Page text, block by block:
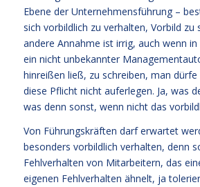
Ebene der Unternehmensführung –
sich vorbildlich zu verhalten, Vorbild zu
andere Annahme ist irrig, auch wenn
ein nicht unbekannter
hinreißen ließ, zu schreiben, man
diese Pflicht nicht auferlegen. Ja, was
was denn sonst, wenn nicht das
Von Führungskräften darf erwartet
besonders vorbildlich verhalten, denn
Fehlverhalten von Mitarbeitern, das
eigenen Fehlverhalten ähnelt, ja